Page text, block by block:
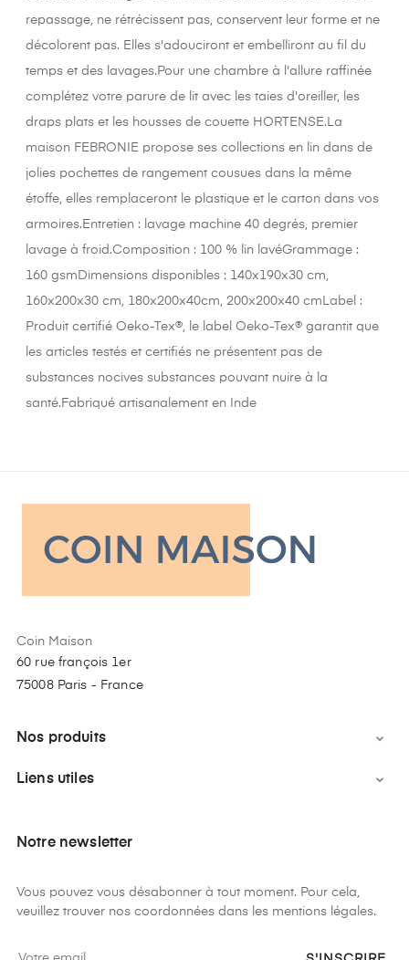
repassage, ne rétrécissent pas, conservent leur forme et ne
décolorent pas. Elles s'adouciront et embelliront au fil du
temps et des lavages.Pour une chambre à l'allure raffinée
complétez votre parure de lit avec les taies d'oreiller, les
draps plats et les housses de couette HORTENSE.La
maison FEBRONIE propose ses collections en lin dans de
jolies pochettes de rangement cousues dans la même
étoffe, elles remplaceront le plastique et le carton dans vos
armoires.Entretien : lavage machine 40 degrés, premier
lavage à froid.Composition : 100 % lin lavéGrammage :
160 gsmDimensions disponibles : 140x190x30 cm,
160x200x30 cm, 180x200x40cm, 200x200x40 cmLabel :
Produit certifié Oeko-Tex®, le label Oeko-Tex® garantit que
les articles testés et certifiés ne présentent pas de
substances nocives substances pouvant nuire à la
santé.Fabriqué artisanalement en Inde
Coin Maison
60 rue françois 1er
75008 Paris - France
Nos produits 
Liens utiles 
Notre newsletter
Vous pouvez vous désabonner à tout moment. Pour cela,
veuillez trouver nos coordonnées dans les mentions légales.